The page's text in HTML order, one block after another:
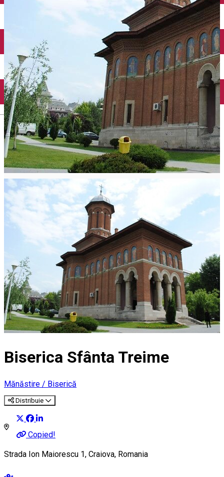
English
Închirieri biciclete
Încărcare vehicule electrice
Biserica Sfânta Treime
Mănăstire / Biserică
Distribuie
Copied!
Strada Ion Maiorescu 1, Craiova, Romania